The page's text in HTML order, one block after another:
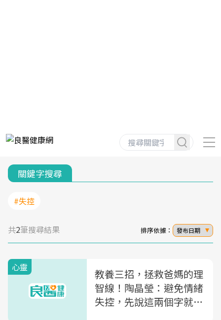
關鍵字搜尋
#失控
共2筆搜尋結果 排序依據： 發布日期
心靈
教養三招，拯救爸媽的理
智線！陶晶瑩：避免情緒
失控，先說這兩個字就對